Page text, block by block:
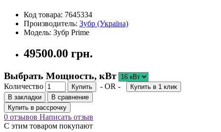
Код товара: 7645334
Производитель: Зубр (Україна)
Модель: Зубр Prime
49500.00 грн.
Выбрать Мощность, кВт
Количество Купить - OR -
Купить в 1 клик
В закладки
В сравнение
Купить в рассрочку
0 отзывов Написать отзыв
С этим товаром покупают